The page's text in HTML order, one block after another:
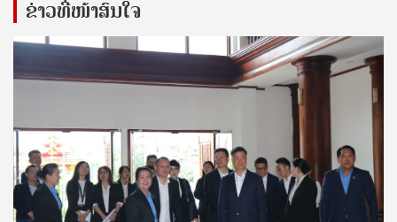
ຂ່າວທີ່ໜ້າສົນໃຈ